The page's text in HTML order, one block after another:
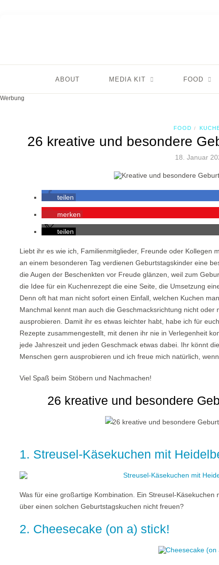
ABOUT MEDIA KIT FOOD
Werbung
FOOD /
26 kreative und besondere
18. Januar
teilen
merken
teilen
Liebt ihr es wie ich, Familienmitglieder, Freunde oder Kollegen
an einem besonderen Tag verdienen Geburtstagskinder eine
die Augen der Beschenkten vor Freude glänzen, weil zum
die Idee für ein Kuchenrezept die eine Seite, die Umsetzung
Denn oft hat man nicht sofort einen Einfall, welchen Kuchen
Manchmal kennt man auch die Geschmacksrichtung nicht
ausprobieren. Damit ihr es etwas leichter habt, habe ich für
Rezepte zusammengestellt, mit denen ihr nie in Verlegenheit
jede Jahreszeit und jeden Geschmack etwas dabei. Ihr könnt
Menschen gern ausprobieren und ich freue mich natürlich,
Viel Spaß beim Stöbern und Nachmachen!
26 kreative und besondere
1. Streusel-Käsekuchen mit
Was für eine großartige Kombination. Ein Streusel-
über einen solchen Geburtstagskuchen nicht freuen?
2. Cheesecake (on a) stick!